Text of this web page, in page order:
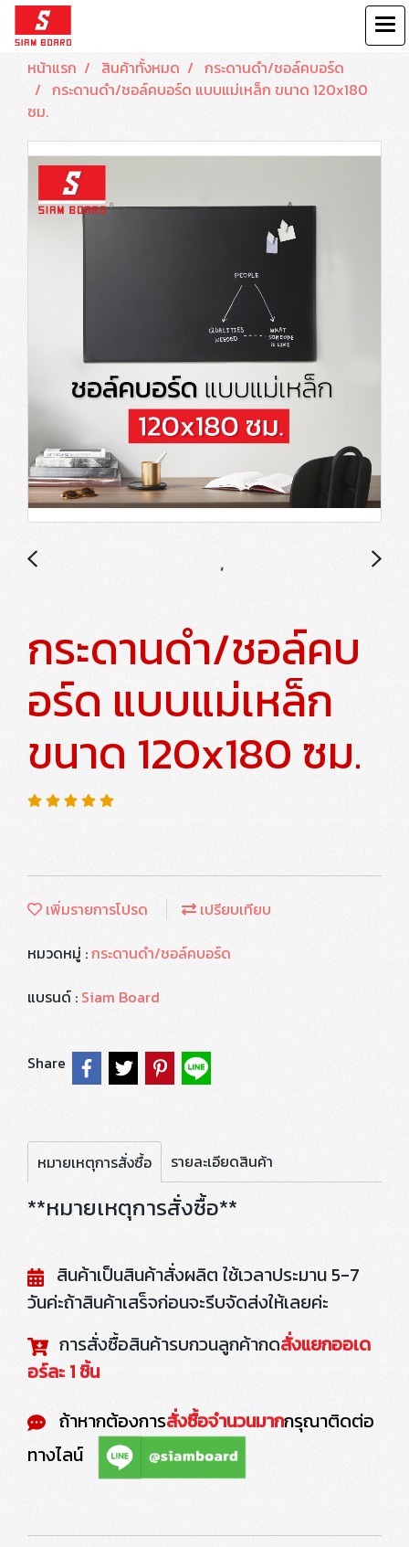
หน้าแรก สินค้าทั้งหมด
กระดานดำ/ชอล์คบอร์ด
กระดานดำ/ชอล์คบอร์ด แบบแม่เหล็ก ขนาด 120x180
ซม.
กระดานดำ/ชอล์คบ
อร์ด แบบแม่เหล็ก
ขนาด 120x180 ซม.
เพิ่มรายการโปรด
เปรียบเทียบ
หมวดหมู่ :กระดานดำ/ชอล์คบอร์ด
แบรนด์ : Siam Board
Share
หมายเหตุการสั่งซื้อ รายละเอียดสินค้า
**หมายเหตุการสั่งซื้อ**
สินค้าเป็นสินค้าสั่งผลิต ใช้เวลาประมาน 5-7
วันค่ะถ้าสินค้าเสร็จก่อนจะรีบจัดส่งให้เลยค่ะ
การสั่งซื้อสินค้ารบกวนลูกค้ากดสั่งแยกออเด
อร์ละ 1 ชิ้น
ถ้าหากต้องการสั่งซื้อจำนวนมากกรุณาติดต่อ
ทางไลน์